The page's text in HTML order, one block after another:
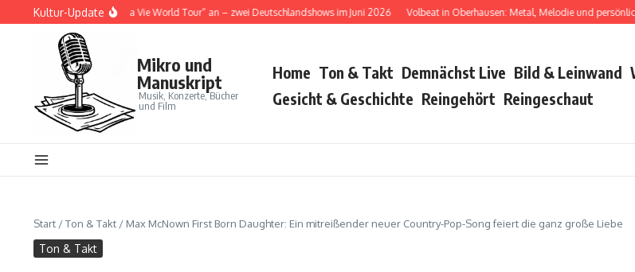
Zum Inhalt springen
Kultur-Update
Cat kündigt „Tour Ma Vie World Tour“ an – zwei Deutschlandshows im Juni 2026 Volbeat in Oberhausen: Metal, Melodie und persönliche
Mikro und
Manuskript
Musik, Konzerte, Bücher
und Film
Home Ton & Takt Demnächst Live Bild & Leinwand
Gesicht & Geschichte Reingehört Reingeschaut
Start /Ton & Takt / Max McNown First Born Daughter: Ein mitreißender neuer Country-Pop-Song feiert die ganz große Liebe
Ton & Takt